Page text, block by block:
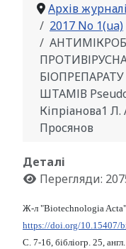
Архів
2017 No 1(ua)
ШТАМІВ
Кіпріанова1
Просянов
Деталі
Перегляди:
Ж-л "Biotechnologia
https://doi.org/10.15407/
С. 7-16, бібліогр. 25, англ.